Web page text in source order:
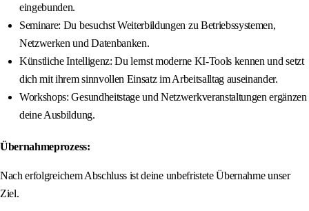
eingebunden.
Seminare: Du besuchst Weiterbildungen zu Betriebssystemen,
Netzwerken und Datenbanken.
Künstliche Intelligenz: Du lernst moderne KI-Tools kennen und setzt
dich mit ihrem sinnvollen Einsatz im Arbeitsalltag auseinander.
Workshops: Gesundheitstage und Netzwerkveranstaltungen ergänzen
deine Ausbildung.
Übernahmeprozess:
Nach erfolgreichem Abschluss ist deine unbefristete Übernahme unser
Ziel.